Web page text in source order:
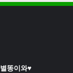
똥이와♥